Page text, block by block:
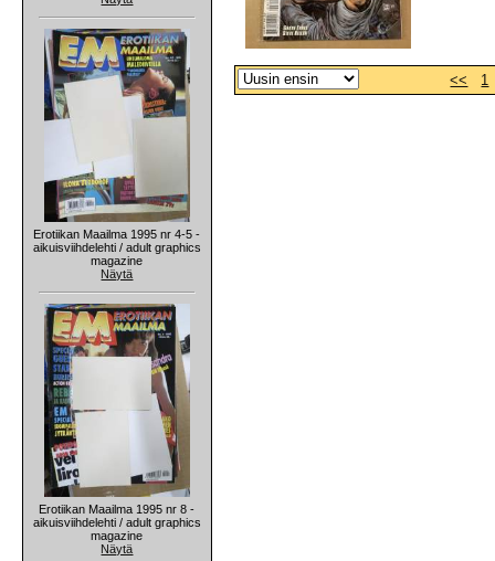
Erotiikan Maailma 1995 nr 4-5 -
aikuisviihdelehti / adult graphics
magazine
Näytä
Erotiikan Maailma 1995 nr 8 -
aikuisviihdelehti / adult graphics
magazine
Näytä
<< 1